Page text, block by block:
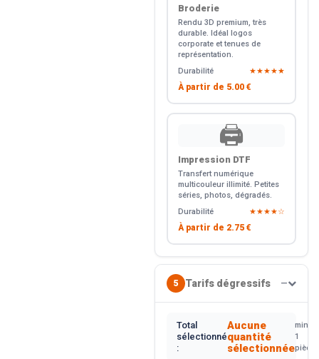
Broderie
Rendu 3D premium, très
durable. Idéal logos
corporate et tenues de
représentation.
Durabilité
★★★★★
À partir de 5.00 €
🖨️
Impression DTF
Transfert numérique
multicouleur illimité. Petites
séries, photos, dégradés.
Durabilité
★★★★☆
À partir de 2.75 €
5 Tarifs dégressifs —
Total
sélectionné
:
Aucune
quantité
sélectionnée
min.
1
pièce